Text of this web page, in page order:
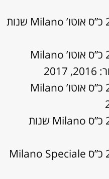
אלפא רומיאו ג’וליה 2.0 200 כ”ס אוטו’ Milano שנות
אלפא רומיאו ג’וליה 2.0 200 כ”ס אוטו’ Milano
אלפא רומיאו ג’וליה 2.0 200 כ”ס אוטו’ Milano
אלפא רומיאו ג’וליה 2.0 200 כ”ס Milano שנות
אלפא רומיאו ג’וליה 2.0 200 כ”ס Milano Speciale